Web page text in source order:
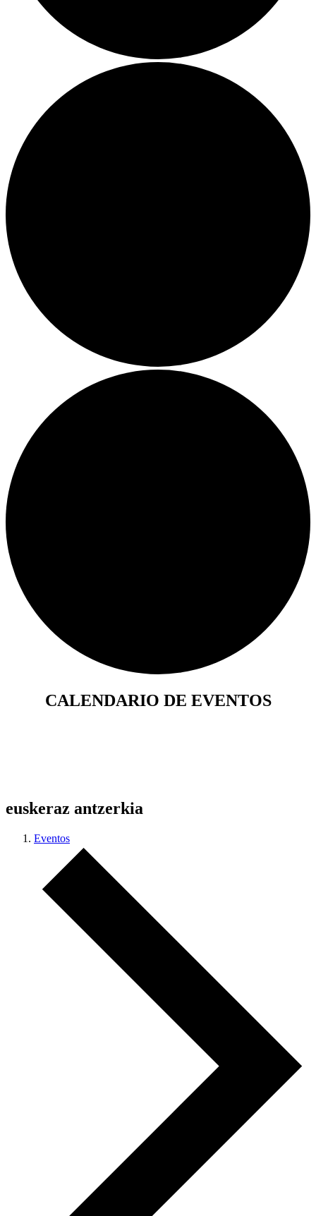
CALENDARIO DE EVENTOS
euskeraz antzerkia
Eventos